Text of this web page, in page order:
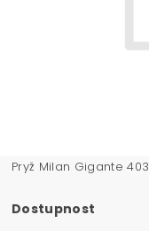
Pryž Milan Gigante 403
Dostupnost